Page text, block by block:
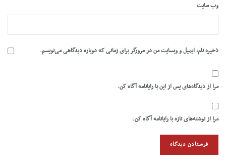
وب‌ سایت
ذخیره نام، ایمیل و وبسایت من در مرورگر برای زمانی که دوباره دیدگاهی می‌نویسم.
مرا از دیدگاه‌های پس از این با رایانامه آگاه کن.
مرا از نوشته‌های تازه با رایانامه آگاه کن.